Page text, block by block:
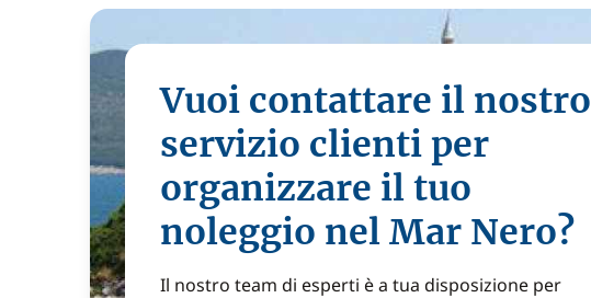
Vuoi contattare il nostro
servizio clienti per
organizzare il tuo
noleggio nel Mar Nero?
Il nostro team di esperti è a tua disposizione per